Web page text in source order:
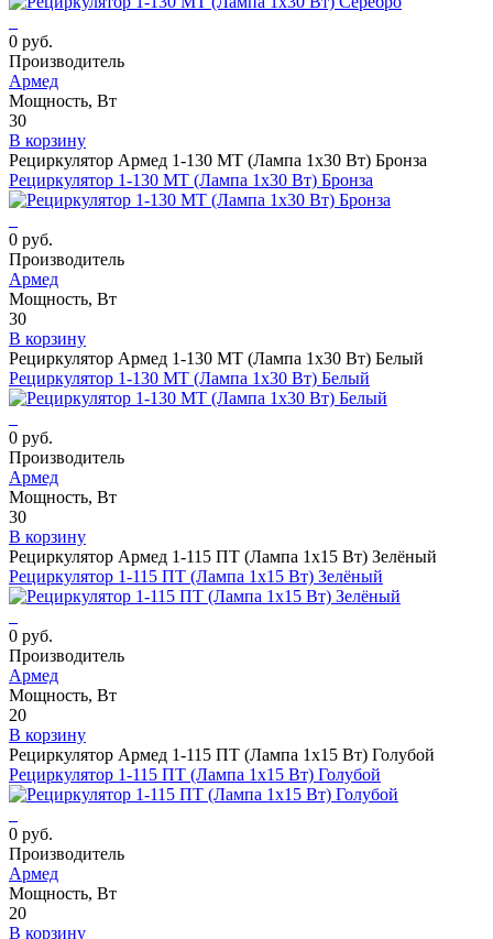
0 руб.
Производитель
Армед
Мощность, Вт
30
В корзину
Рециркулятор Армед 1-130 МТ (Лампа 1х30 Вт) Бронза
Рециркулятор 1-130 МТ (Лампа 1х30 Вт) Бронза
0 руб.
Производитель
Армед
Мощность, Вт
30
В корзину
Рециркулятор Армед 1-130 МТ (Лампа 1х30 Вт) Белый
Рециркулятор 1-130 МТ (Лампа 1х30 Вт) Белый
0 руб.
Производитель
Армед
Мощность, Вт
30
В корзину
Рециркулятор Армед 1-115 ПТ (Лампа 1х15 Вт) Зелёный
Рециркулятор 1-115 ПТ (Лампа 1х15 Вт) Зелёный
0 руб.
Производитель
Армед
Мощность, Вт
20
В корзину
Рециркулятор Армед 1-115 ПТ (Лампа 1х15 Вт) Голубой
Рециркулятор 1-115 ПТ (Лампа 1х15 Вт) Голубой
0 руб.
Производитель
Армед
Мощность, Вт
20
В корзину